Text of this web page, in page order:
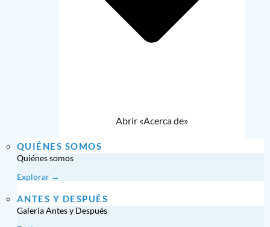
Abrir «Acerca de»
QUIÉNES SOMOS
Quiénes somos
Explorar →
ANTES Y DESPUÉS
Galería Antes y Después